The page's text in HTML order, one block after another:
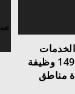
الصحية بوزارة الدفاع تعلن 149 وظيفة
مناطق